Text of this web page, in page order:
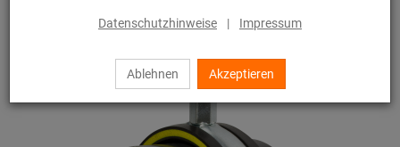
Datenschutzhinweise | Impressum
Ablehnen Akzeptieren